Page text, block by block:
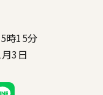
時15分
3日